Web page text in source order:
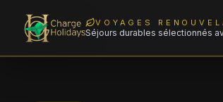
VOYAGES
Séjours durables sélectionnés